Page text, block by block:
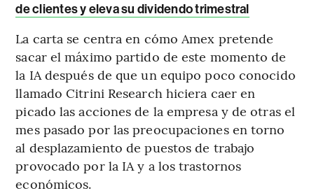
de clientes y eleva su dividendo trimestral
La carta se centra en cómo Amex pretende
sacar el máximo partido de este momento de
la IA después de que un equipo poco conocido
llamado Citrini Research hiciera caer en
picado las acciones de la empresa y de otras el
mes pasado por las preocupaciones en torno
al desplazamiento de puestos de trabajo
provocado por la IA y a los trastornos
económicos.